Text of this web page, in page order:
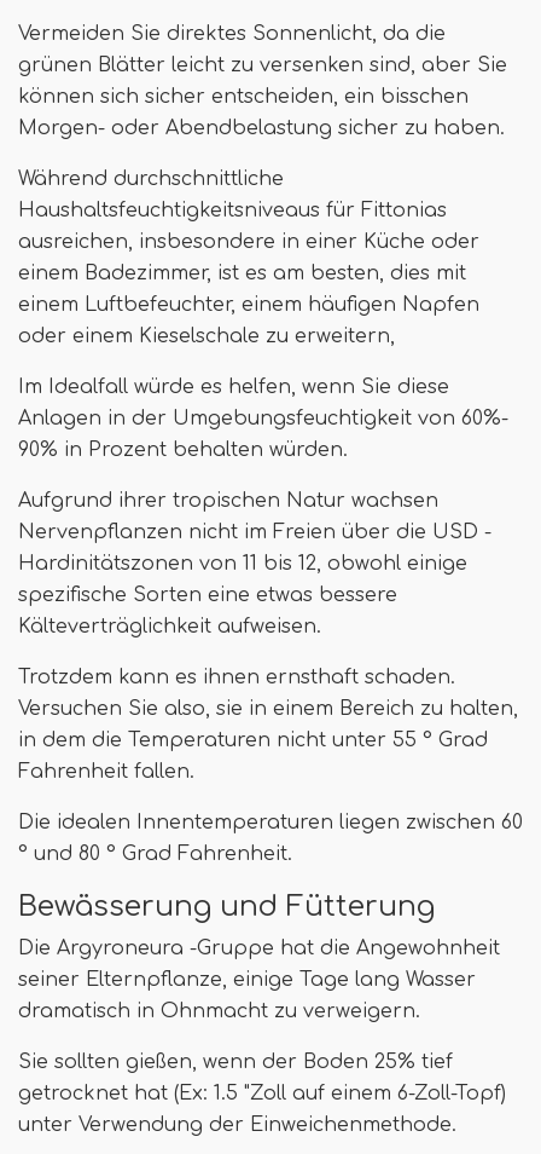
Vermeiden Sie direktes Sonnenlicht, da die
grünen Blätter leicht zu versenken sind, aber Sie
können sich sicher entscheiden, ein bisschen
Morgen- oder Abendbelastung sicher zu haben.
Während durchschnittliche
Haushaltsfeuchtigkeitsniveaus für Fittonias
ausreichen, insbesondere in einer Küche oder
einem Badezimmer, ist es am besten, dies mit
einem Luftbefeuchter, einem häufigen Napfen
oder einem Kieselschale zu erweitern,
Im Idealfall würde es helfen, wenn Sie diese
Anlagen in der Umgebungsfeuchtigkeit von 60%-
90% in Prozent behalten würden.
Aufgrund ihrer tropischen Natur wachsen
Nervenpflanzen nicht im Freien über die USD -
Hardinitätszonen von 11 bis 12, obwohl einige
spezifische Sorten eine etwas bessere
Kälteverträglichkeit aufweisen.
Trotzdem kann es ihnen ernsthaft schaden.
Versuchen Sie also, sie in einem Bereich zu halten,
in dem die Temperaturen nicht unter 55 ° Grad
Fahrenheit fallen.
Die idealen Innentemperaturen liegen zwischen 60
° und 80 ° Grad Fahrenheit.
Bewässerung und Fütterung
Die Argyroneura -Gruppe hat die Angewohnheit
seiner Elternpflanze, einige Tage lang Wasser
dramatisch in Ohnmacht zu verweigern.
Sie sollten gießen, wenn der Boden 25% tief
getrocknet hat (Ex: 1.5 "Zoll auf einem 6-Zoll-Topf)
unter Verwendung der Einweichenmethode.